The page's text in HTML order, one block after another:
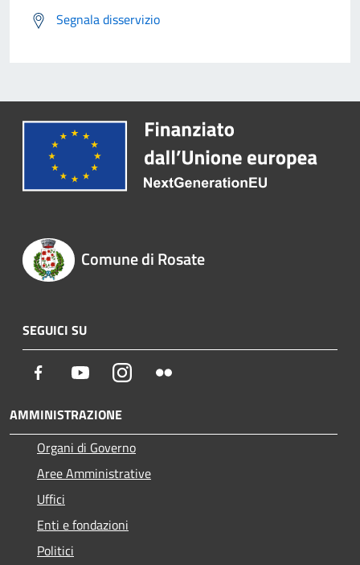
Segnala disservizio
Comune di Rosate
SEGUICI SU
Facebook YoutubeInstagram
AMMINISTRAZIONE
Organi di Governo
Aree Amministrative
Uffici
Enti e fondazioni
Politici